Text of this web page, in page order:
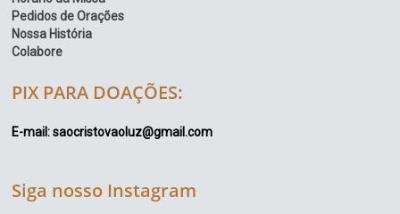
Pedidos de Orações
Nossa História
Colabore
PIX PARA DOAÇÕES:
E-mail: saocristovaoluz@gmail.com
Siga nosso Instagram